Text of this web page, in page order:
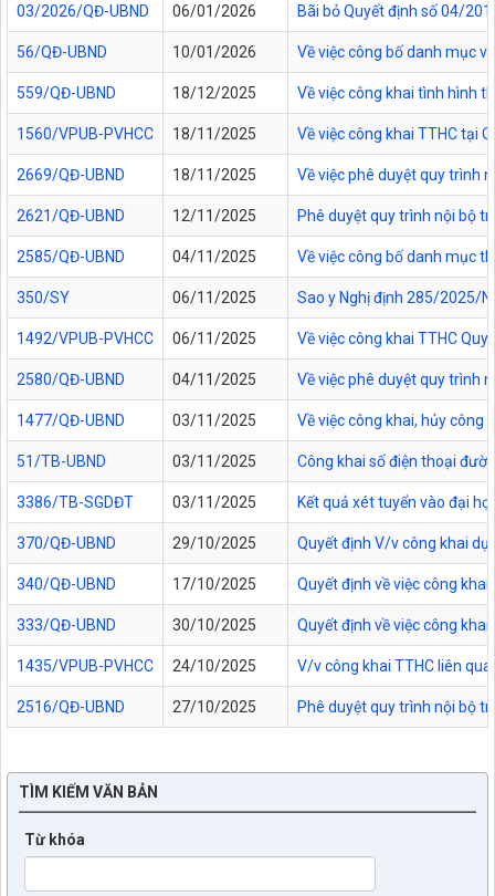
03/2026/QĐ-UBND 06/01/2026 Bãi bỏ Quyết định số 04/
56/QĐ-UBND 10/01/2026 Về việc công bố danh mục
559/QĐ-UBND 18/12/2025 Về việc công khai tình hình
1560/VPUB-PVHCC 18/11/2025 Về việc công khai TTHC tại
2669/QĐ-UBND 18/11/2025 Về việc phê duyệt quy trình
2621/QĐ-UBND 12/11/2025 Phê duyệt quy trình nội bộ
2585/QĐ-UBND 04/11/2025 Về việc công bố danh mục
350/SY 06/11/2025 Sao y Nghị định 285/2025/
1492/VPUB-PVHCC 06/11/2025 Về việc công khai TTHC
2580/QĐ-UBND 04/11/2025 Về việc phê duyệt quy trình
1477/QĐ-UBND 03/11/2025 Về việc công khai, hủy công
51/TB-UBND 03/11/2025 Công khai số điện thoại
3386/TB-SGDĐT 03/11/2025 Kết quả xét tuyển vào đại
370/QĐ-UBND 29/10/2025 Quyết định V/v công khai
340/QĐ-UBND 17/10/2025 Quyết định về việc công
333/QĐ-UBND 30/10/2025 Quyết định về việc công
1435/VPUB-PVHCC 24/10/2025 V/v công khai TTHC liên
2516/QĐ-UBND 27/10/2025 Phê duyệt quy trình nội bộ
TÌM KIẾM VĂN BẢN
Từ khóa